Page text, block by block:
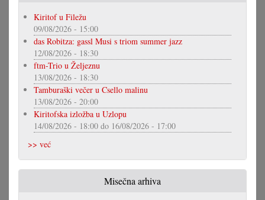
Kiritof u Filežu
09/08/2026 - 15:00
das Robitza: gassl Musi s triom summer jazz
12/08/2026 - 18:30
ftm-Trio u Željeznu
13/08/2026 - 18:30
Tamburaški večer u Csello malinu
13/08/2026 - 20:00
Kiritofska izložba u Uzlopu
14/08/2026 - 18:00 do 16/08/2026 - 17:00
>> već
Misečna arhiva